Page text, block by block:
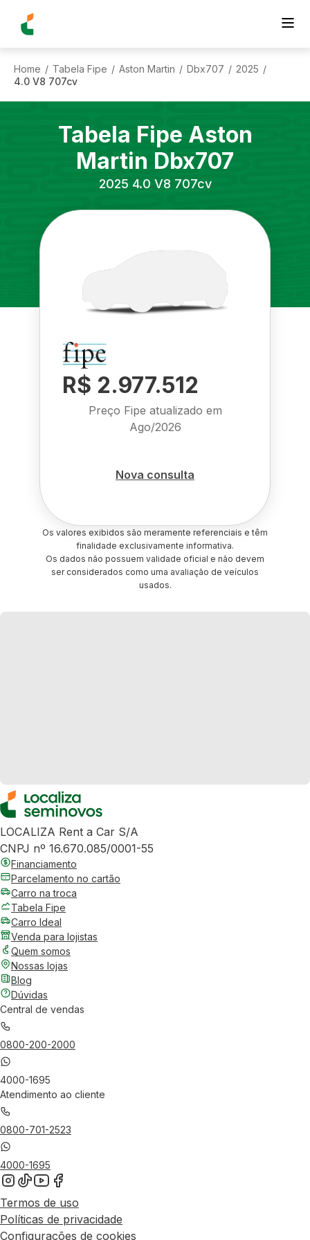
Home / Tabela Fipe / Aston Martin / Dbx707 / 2025 /
4.0 V8 707cv
Tabela Fipe Aston
Martin Dbx707
2025 4.0 V8 707cv
R$ 2.977.512
Preço Fipe atualizado em
Ago/2026
Nova consulta
Os valores exibidos são meramente referenciais e têm
finalidade exclusivamente informativa.
Os dados não possuem validade oficial e não devem
ser considerados como uma avaliação de veículos
usados.
LOCALIZA Rent a Car S/A
CNPJ nº 16.670.085/0001-55
Financiamento
Parcelamento no cartão
Carro na troca
Tabela Fipe
Carro Ideal
Venda para lojistas
Quem somos
Nossas lojas
Blog
Dúvidas
Central de vendas
0800-200-2000
4000-1695
Atendimento ao cliente
0800-701-2523
4000-1695
Termos de uso
Políticas de privacidade
Configurações de cookies